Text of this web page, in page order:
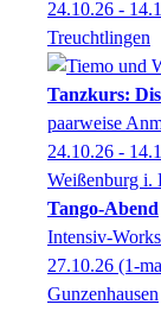
24.10.26 -
Treuchtlingen
Tanzkurs:
paarweise
24.10.26 -
Weißenburg i.
Tango-Abend
Intensiv-
27.10.26 (1-
Gunzenhausen